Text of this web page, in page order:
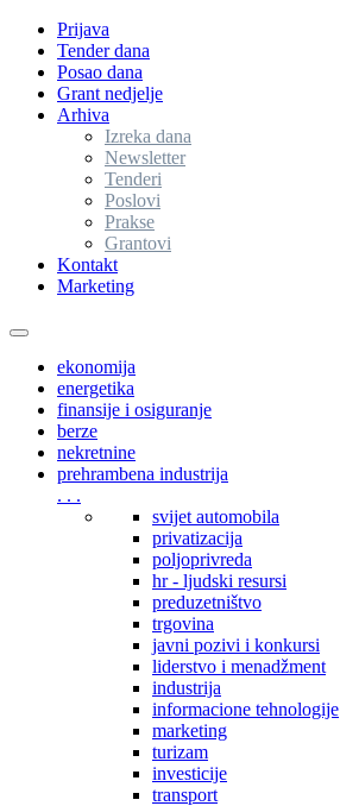
Prijava
Tender dana
Posao dana
Grant nedjelje
Arhiva
Izreka dana
Newsletter
Tenderi
Poslovi
Prakse
Grantovi
Kontakt
Marketing
Toggle
navigationekonomija
energetika
finansije i osiguranje
berze
nekretnine
prehrambena industrija
. . .
svijet automobila
privatizacija
poljoprivreda
hr - ljudski resursi
preduzetništvo
trgovina
javni pozivi i konkursi
liderstvo i menadžment
industrija
informacione tehnologije
marketing
turizam
investicije
transport